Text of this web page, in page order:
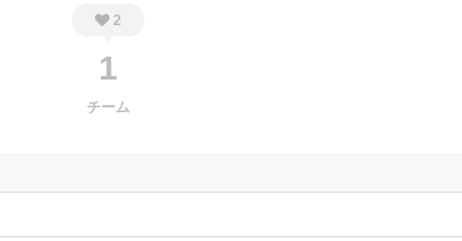
2
1
チーム